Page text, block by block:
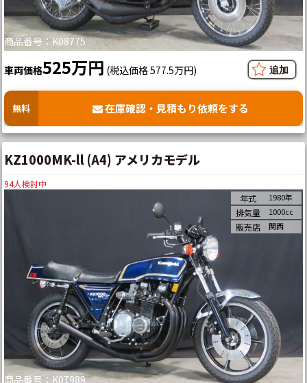
商品番号：K08775
車両価格525万円 (税込価格 577.5万円)
無料 在庫確認・見積もり依頼をする
KZ1000MK-ll (A4) アメリカモデル
94人検討中
商品番号：K07989
年式 1980年
排気量 1000cc
販売店 関西